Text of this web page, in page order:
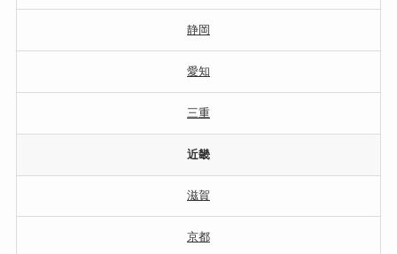
静岡
愛知
三重
近畿
滋賀
京都